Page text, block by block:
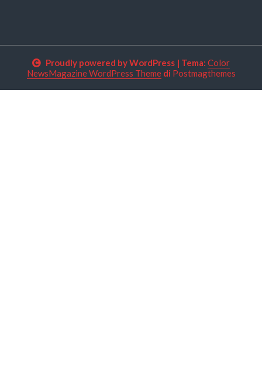
Proudly powered by WordPress | Tema: Color
NewsMagazine WordPress Themedi Postmagthemes